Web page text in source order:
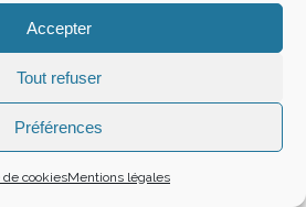
Accepter
Tout refuser
Préférences
cookiesMentions légales
en ‘états théoriques
parce que la reformulation de
situationnel de par leurs
les plus objectives possible, afin